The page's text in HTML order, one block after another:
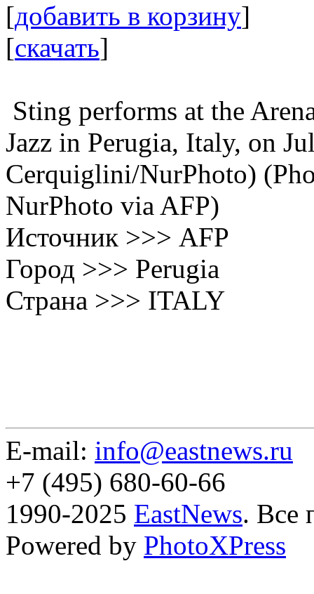
[добавить в корзину]
[скачать]
Sting performs at the
Jazz in Perugia, Italy, on
Cerquiglini/NurPhoto)
NurPhoto via AFP)
Источник >>> AFP
Город >>> Perugia
Страна >>> ITALY
E-mail: info@eastnews.ru
+7 (495) 680-60-66
1990-2025 EastNews. Все
Powered by PhotoXPress